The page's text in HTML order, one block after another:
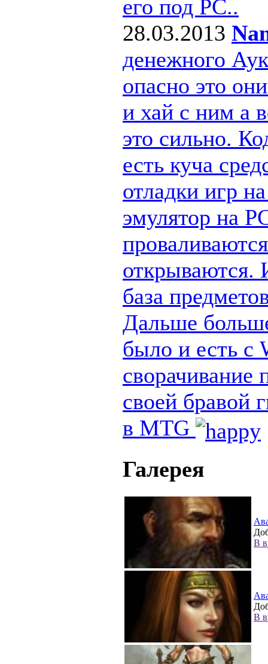
его под РС..
28.03.2013
денежного
опасно это
и хай с ним а
это сильно.
есть куча
отладки игр
эмулятор на
открываются.
база
Дальше
было и есть с
сворачивание
своей бравой
в MTG
Галерея
В
В